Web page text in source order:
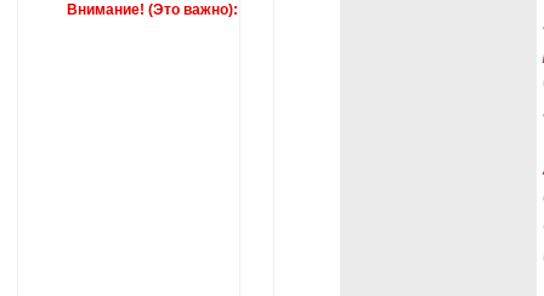
Внимание! (Это важно):